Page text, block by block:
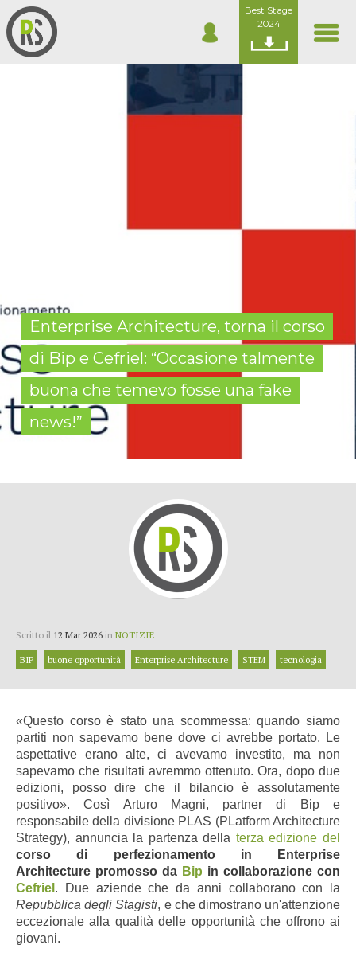
Best Stage
2024
Enterprise Architecture, torna il corso
di Bip e Cefriel: “Occasione talmente
buona che temevo fosse una fake
news!”
Scritto il 12 Mar 2026 in NOTIZIE
BIP buone opportunità Enterprise Architecture STEM tecnologia
«Questo corso è stato una scommessa: quando siamo
partiti non sapevamo bene dove ci avrebbe portato. Le
aspettative erano alte, ci avevamo investito, ma non
sapevamo che risultati avremmo ottenuto. Ora, dopo due
edizioni, posso dire che il bilancio è assolutamente
positivo». Così Arturo Magni, partner di Bip e
responsabile della divisione PLAS (PLatform Architecture
Strategy), annuncia la partenza della terza edizione del
corso di perfezionamento in Enterprise
Architecture promosso da Bip in collaborazione con
Cefriel . Due aziende che da anni collaborano con la
Repubblica degli Stagisti, e che dimostrano un'attenzione
eccezionale alla qualità delle opportunità che offrono ai
giovani.